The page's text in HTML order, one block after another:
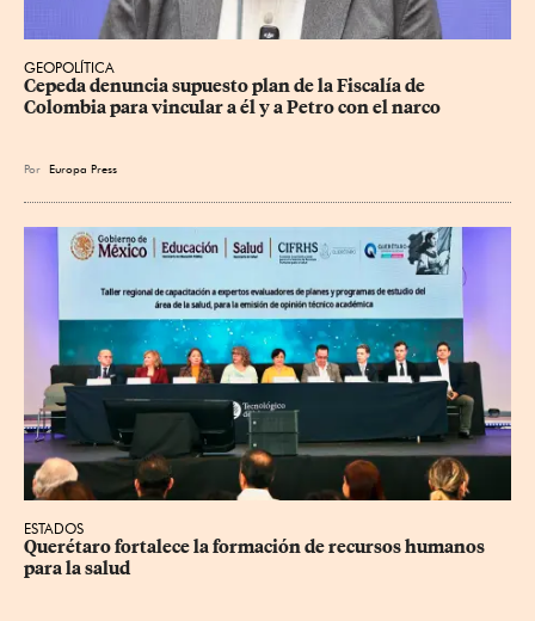
GEOPOLÍTICA
Cepeda denuncia supuesto plan de la Fiscalía de
Colombia para vincular a él y a Petro con el narco
Por Europa Press
ESTADOS
Querétaro fortalece la formación de recursos humanos
para la salud